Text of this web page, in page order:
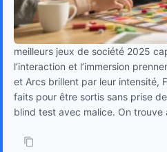
meilleurs jeux de société 2025
l’interaction et l’immersion
et Arcs brillent par leur intensité,
faits pour être sortis sans prise
blind test avec malice. On trouve